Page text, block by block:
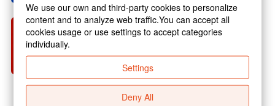
硬之城 2026 年春节放假通知
期期间业务衔接顺畅，结合国家放假规定与公司
实际运营安排，现...
We use our own and third-party cookies to personalize
content and to analyze web traffic.You can accept all
cookies usage or use settings to accept categories
individually.
Settings
Deny All